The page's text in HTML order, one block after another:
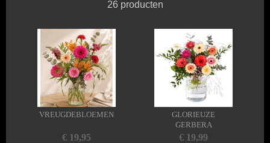
26 producten
VREUGDEBLOEMEN
€ 19,95
GLORIEUZE
GERBERA
€ 19,99